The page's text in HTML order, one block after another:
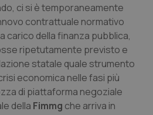
ci si è temporaneamente
contrattuale normativo
carico della finanza pubblica,
ripetutamente previsto e
statale quale strumento
economica nelle fasi più
di piattaforma negoziale
della Fimmg che arriva in